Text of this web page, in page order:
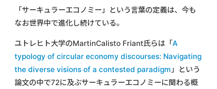
「サーキュラーエコノミー」という言葉の定義は、今も
なお世界中で進化し続けている。
ユトレヒト大学のMartinCalisto Friant氏らは「A
typology of circular economy discourses: Navigating
the diverse visions of a contested paradigm」という
論文の中で72に及ぶサーキュラーエコノミーに関わる概